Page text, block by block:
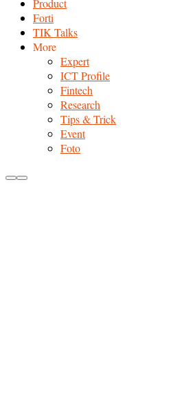
Product
Forti
TIK Talks
More
Expert
ICT Profile
Fintech
Research
Tips & Trick
Event
Foto